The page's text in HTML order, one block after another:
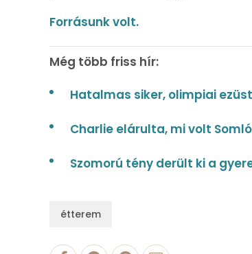
Forrásunk volt.
Még több friss hír:
Hatalmas siker, olimpiai
Charlie elárulta, mi volt
Szomorú tény derült ki a
étterem